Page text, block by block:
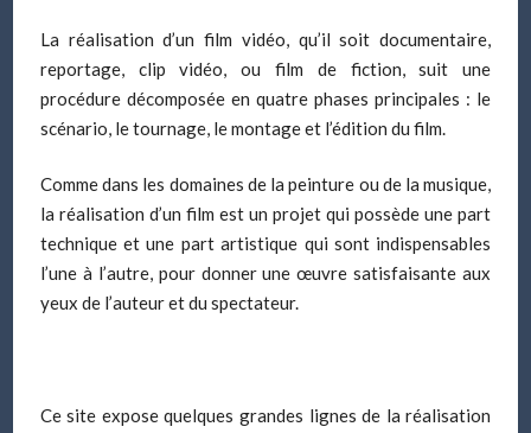
La réalisation d’un film vidéo, qu’il soit documentaire,
reportage, clip vidéo, ou film de fiction, suit une
procédure décomposée en quatre phases principales : le
scénario, le tournage, le montage et l’édition du film.
Comme dans les domaines de la peinture ou de la musique,
la réalisation d’un film est un projet qui possède une part
technique et une part artistique qui sont indispensables
l’une à l’autre, pour donner une œuvre satisfaisante aux
yeux de l’auteur et du spectateur.
Ce site expose quelques grandes lignes de la réalisation